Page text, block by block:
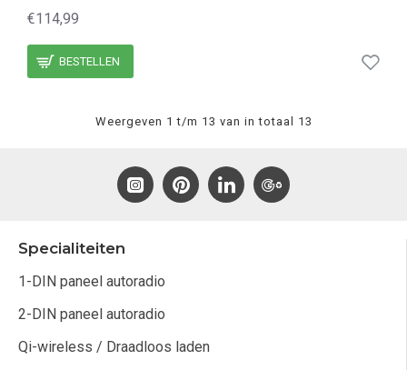
€114,99
BESTELLEN
Weergeven 1 t/m 13 van in totaal 13
Specialiteiten
1-DIN paneel autoradio
2-DIN paneel autoradio
Qi-wireless / Draadloos laden